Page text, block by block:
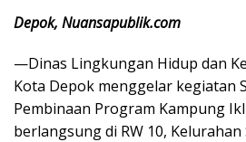
Depok, Nuansapublik.com
—Dinas Lingkungan Hidup dan
Kota Depok menggelar kegiatan
Pembinaan Program Kampung
berlangsung di RW 10, Kelurahan